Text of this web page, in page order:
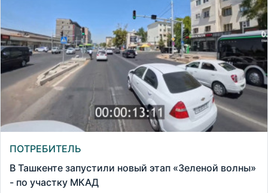
ПОТРЕБИТЕЛЬ
В Ташкенте запустили новый этап «Зеленой волны»
- по участку МКАД